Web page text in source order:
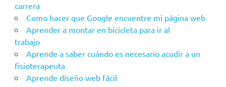
carrera
Como hacer que Google encuentre mi página web
Aprender a montar en bicicleta para ir al
trabajo
Aprende a saber cuándo es necesario acudir a un
fisioterapeuta
Aprende diseño web fácil